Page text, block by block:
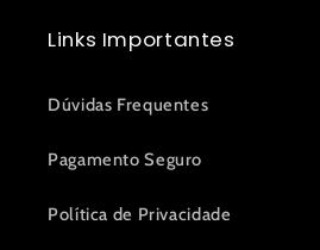
Links Importantes
Dúvidas Frequentes
Pagamento Seguro
Política de Privacidade